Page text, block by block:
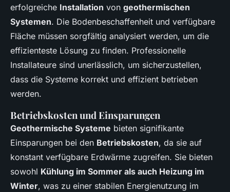
erfolgreiche Installation von geothermischen
Systemen. Die Bodenbeschaffenheit und verfügbare
Fläche müssen sorgfältig analysiert werden, um die
effizienteste Lösung zu finden. Professionelle
Installateure sind unerlässlich, um sicherzustellen,
dass die Systeme korrekt und effizient betrieben
werden.
Betriebskosten und Einsparungen
Geothermische Systeme bieten signifikante
Einsparungen bei den Betriebskosten, da sie auf
konstant verfügbare Erdwärme zugreifen. Sie bieten
sowohl Kühlung im Sommer als auch Heizung im
Winter, was zu einer stabilen Energienutzung im